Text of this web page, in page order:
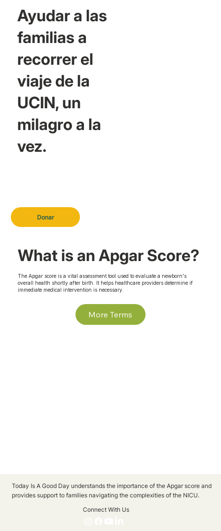
Donar
Ayudar a las
familias a
recorrer el
viaje de la
UCIN, un
milagro a la
vez.
What is an Apgar Score?
The Apgar score is a vital assessment tool used to evaluate a newborn's
overall health shortly after birth. It helps healthcare providers determine if
immediate medical intervention is necessary.
More Terms
Today Is A Good Day understands the importance of the Apgar score and
provides support to families navigating the complexities of the NICU.
Connect With Us